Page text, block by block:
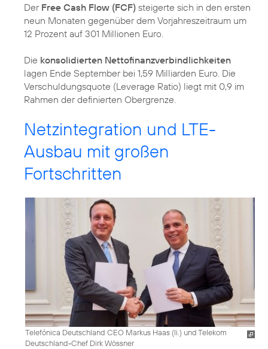
Der Free Cash Flow (FCF) steigerte sich in den ersten
neun Monaten gegenüber dem Vorjahreszeitraum um
12 Prozent auf 301 Millionen Euro.
Die konsolidierten Nettofinanzverbindlichkeiten
lagen Ende September bei 1,59 Milliarden Euro. Die
Verschuldungsquote (Leverage Ratio) liegt mit 0,9 im
Rahmen der definierten Obergrenze.
Netzintegration und LTE-
Ausbau mit großen
Fortschritten
Telefónica Deutschland CEO Markus Haas (li.) und Telekom
Deutschland-Chef Dirk Wössner